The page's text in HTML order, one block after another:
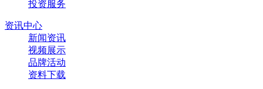
投资服务
资讯中心
新闻资讯
视频展示
品牌活动
资料下载